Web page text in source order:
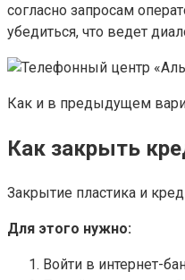
согласно запросам
убедиться, что ведет
Как и в предыдущем
Как закрыть
Закрытие пластика и
Для этого нужно:
Войти в интернет-